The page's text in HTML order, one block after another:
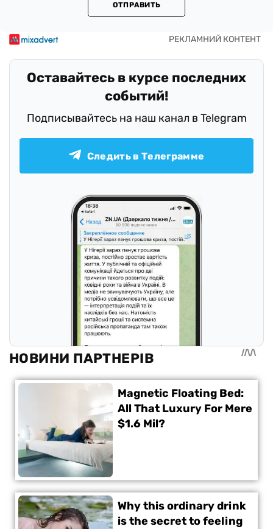
ОТПРАВИТЬ
Оставайтесь в курсе последних
событий!
Подписывайтесь на наш канал в Telegram
Следить в Телеграмме